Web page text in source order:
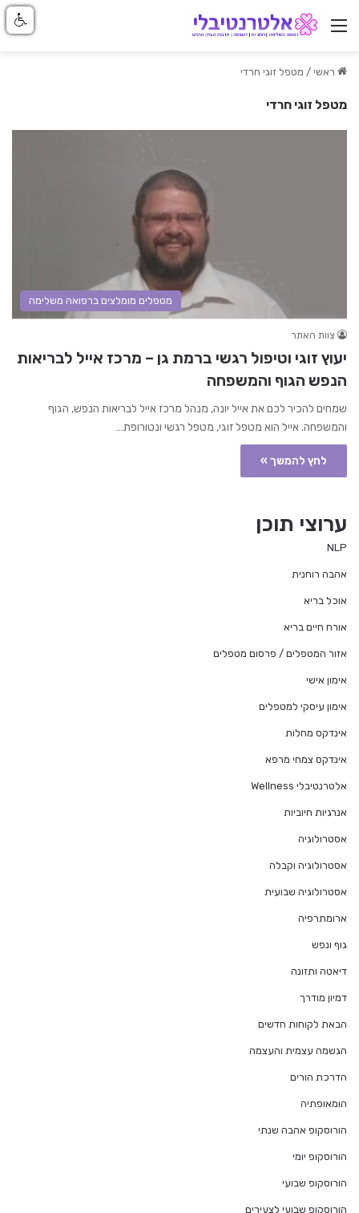
ניווט באתר
ראשי / מטפל זוגי חרדי
מטפל זוגי חרדי
מטפלים מומלצים ברפואה משלימה
צוות האתר
יעוץ זוגי וטיפול רגשי ברמת גן – מרכז אייל לבריאות
הנפש הגוף והמשפחה
שמחים להכיר לכם את אייל יונה, מנהל מרכז אייל לבריאות הנפש, הגוף
והמשפחה. אייל הוא מטפל זוגי, מטפל רגשי ונטורופת…
לחץ להמשך »
ערוצי תוכן
NLP
אהבה רוחנית
אוכל בריא
אורח חיים בריא
אזור המטפלים / פרסום מטפלים
אימון אישי
אימון עיסקי למטפלים
אינדקס מחלות
אינדקס צמחי מרפא
אלטרנטיבלי Wellness
אנרגיות חיוביות
אסטרולוגיה
אסטרולוגיה וקבלה
אסטרולוגיה שבועית
ארומתרפיה
גוף ונפש
דיאטה ותזונה
דמיון מודרך
הבאת לקוחות חדשים
הגשמה עצמית והעצמה
הדרכת הורים
הומאופתיה
הורוסקופ אהבה שנתי
הורוסקופ יומי
הורוסקופ שבועי
הורוסקופ שבועי לצעירים